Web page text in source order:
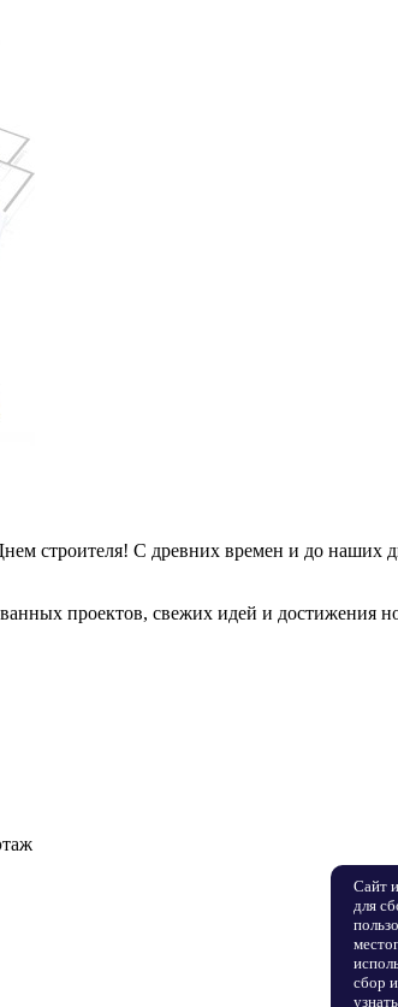
строителя! С древних времен и до наших
проектов, свежих идей и достижения
Сайт
для
сбор